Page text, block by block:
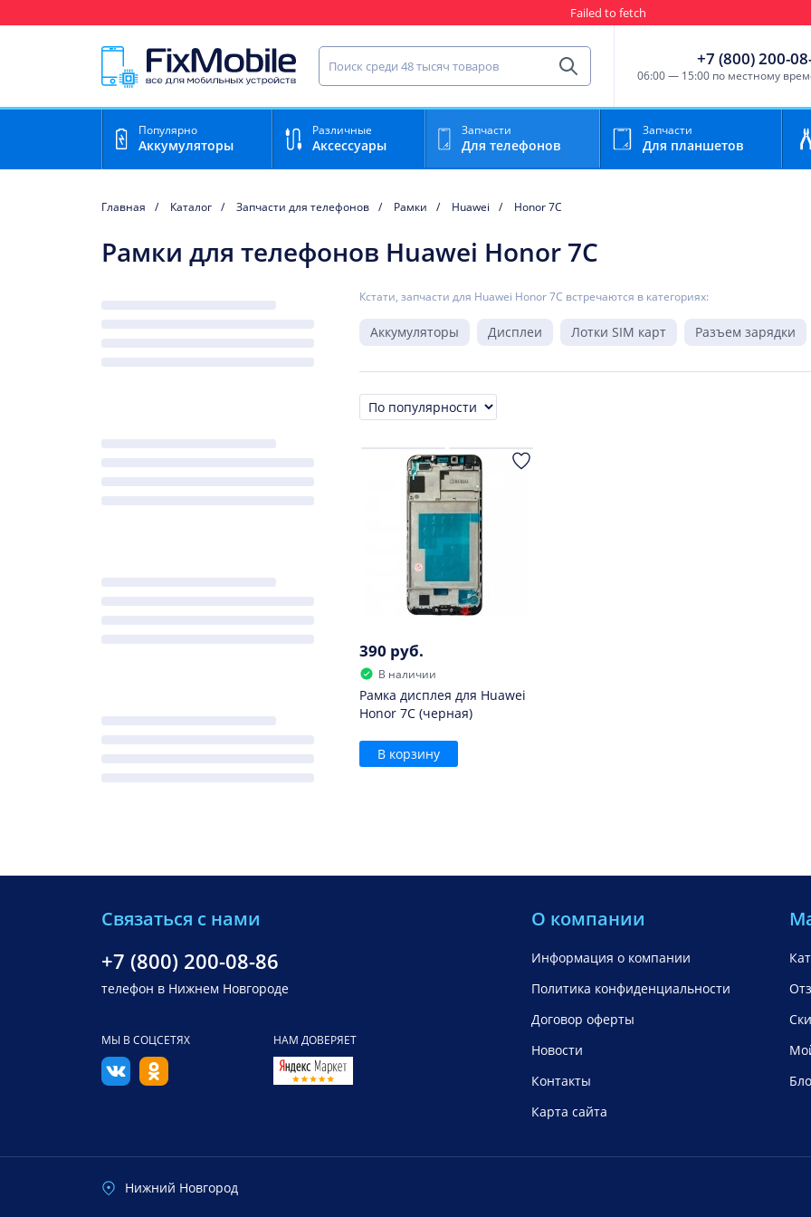
Failed to fetch
Найти запчасть для мобильного устройства
Найти
+7 (800) 200-
06:00 — 15:00 по местному
Популярно
Аккумуляторы
Различные
Аксессуары
Запчасти
Для телефонов
Запчасти
Для планшетов
Главная Каталог Запчасти для телефонов Рамки Huawei Honor 7C
Рамки для телефонов Huawei Honor 7C
Кстати, запчасти для Huawei Honor 7C встречаются в категориях:
Аккумуляторы Дисплеи Лотки SIM карт Разъем зарядки
Сортировка
390 руб.
В наличии
Рамка дисплея для Huawei
Honor 7C (черная)
В корзину
Связаться с нами
+7 (800) 200-08-86
телефон в Нижнем Новгороде
МЫ В СОЦСЕТЯХ НАМ ДОВЕРЯЕТ
О компании
Информация о компании
Политика конфиденциальности
Договор оферты
Новости
Контакты
Карта сайта
Нижний Новгород